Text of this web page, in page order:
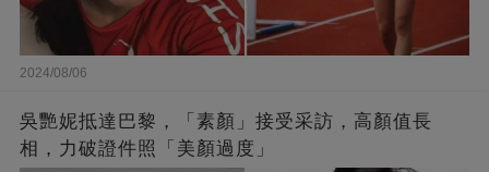
2024/08/06
吳艷妮抵達巴黎，「素顏」接受采訪，高顏值長
相，力破證件照「美顏過度」